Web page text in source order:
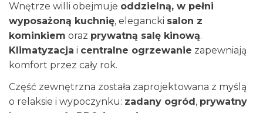
Wnętrze willi obejmuje oddzielną, w pełni
wyposażoną kuchnię, elegancki salon z
kominkiem oraz prywatną salę kinową.
Klimatyzacja i centralne ogrzewanie zapewniają
komfort przez cały rok.
Część zewnętrzna została zaprojektowana z myślą
o relaksie i wypoczynku: zadany ogród, prywatny